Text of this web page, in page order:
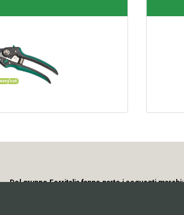
Del gruppo Ferritalia fanno parte i seguenti marchi: